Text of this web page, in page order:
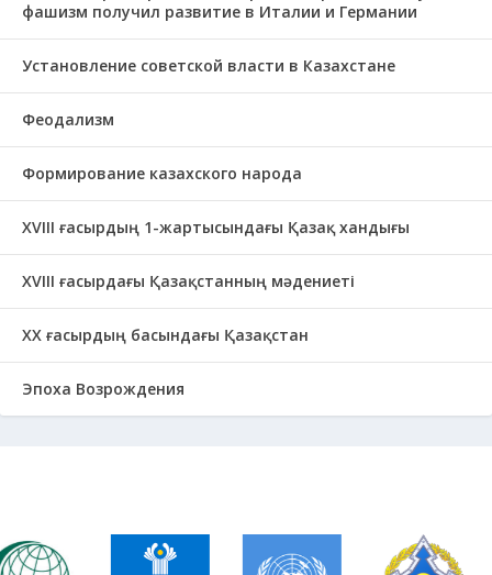
фашизм получил развитие в Италии и Германии
Установление советской власти в Казахстане
Феодализм
Формирование казахского народа
ХVIII ғасырдың 1-жартысындағы Қазақ хандығы
ХVІІІ ғасырдағы Қазақстанның мәдениеті
ХХ ғасырдың басындағы Қазақстан
Эпоха Возрождения